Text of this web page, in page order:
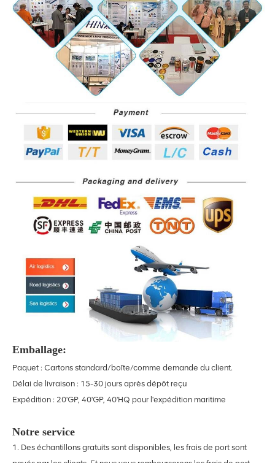
Emballage:
Paquet : Cartons standard/boîte/comme demande du client.
Délai de livraison : 15-30 jours après dépôt reçu
Expédition : 20'GP, 40'GP, 40'HQ pour l'expédition maritime
Notre service
1. Des échantillons gratuits sont disponibles, les frais de port sont